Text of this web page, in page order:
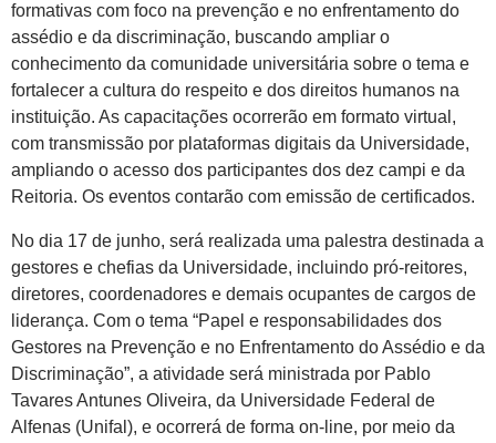
formativas com foco na prevenção e no enfrentamento do
assédio e da discriminação, buscando ampliar o
conhecimento da comunidade universitária sobre o tema e
fortalecer a cultura do respeito e dos direitos humanos na
instituição. As capacitações ocorrerão em formato virtual,
com transmissão por plataformas digitais da Universidade,
ampliando o acesso dos participantes dos dez campi e da
Reitoria. Os eventos contarão com emissão de certificados.
No dia 17 de junho, será realizada uma palestra destinada a
gestores e chefias da Universidade, incluindo pró-reitores,
diretores, coordenadores e demais ocupantes de cargos de
liderança. Com o tema “Papel e responsabilidades dos
Gestores na Prevenção e no Enfrentamento do Assédio e da
Discriminação”, a atividade será ministrada por Pablo
Tavares Antunes Oliveira, da Universidade Federal de
Alfenas (Unifal), e ocorrerá de forma on-line, por meio da